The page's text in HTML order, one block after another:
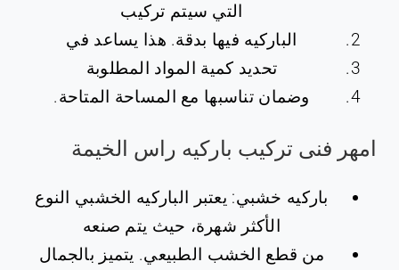
التي سيتم تركيب
الباركيه فيها بدقة. هذا يساعد في
تحديد كمية المواد المطلوبة
وضمان تناسبها مع المساحة المتاحة.
امهر فنى تركيب باركيه راس الخيمة
باركيه خشبي: يعتبر الباركيه الخشبي النوع
الأكثر شهرة، حيث يتم صنعه
من قطع الخشب الطبيعي. يتميز بالجمال